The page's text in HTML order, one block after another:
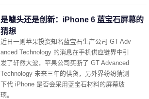
是噱头还是创新：iPhone 6 蓝宝石屏幕的
猜想
近日一则苹果投资知名蓝宝石生产公司 GT Adv
anced Technology 的消息在手机供应链界中引
发了轩然大波，苹果公司买断了 GT Advanced
Technology 未来三年的供货，另外界纷纷猜测
下代 iPhone 是否会采用蓝宝石材料的屏幕玻
璃。